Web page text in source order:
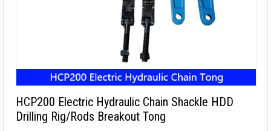
HCP200 Electric Hydraulic Chain Shackle HDD
Drilling Rig/Rods Breakout Tong